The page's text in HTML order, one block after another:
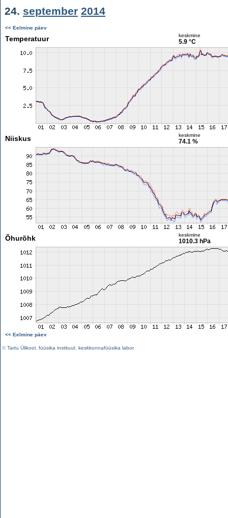
24. september 2014
<< Eelmine päev
Temperatuur keskmine
5.9 °C
Niiskus keskmine
74.1 %
Õhurõhk keskmine
1010.3 hPa
<< Eelmine päev
©Tartu Ülikool füüsika instituut keskkonnafüüsika labor